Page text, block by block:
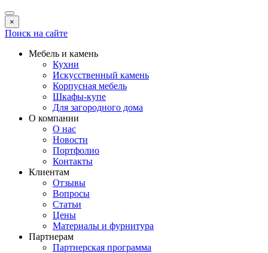
×
Поиск на сайте
Мебель и камень
Кухни
Искусственный камень
Корпусная мебель
Шкафы-купе
Для загородного дома
О компании
О нас
Новости
Портфолио
Контакты
Клиентам
Отзывы
Вопросы
Статьи
Цены
Материалы и фурнитура
Партнерам
Партнерская программа